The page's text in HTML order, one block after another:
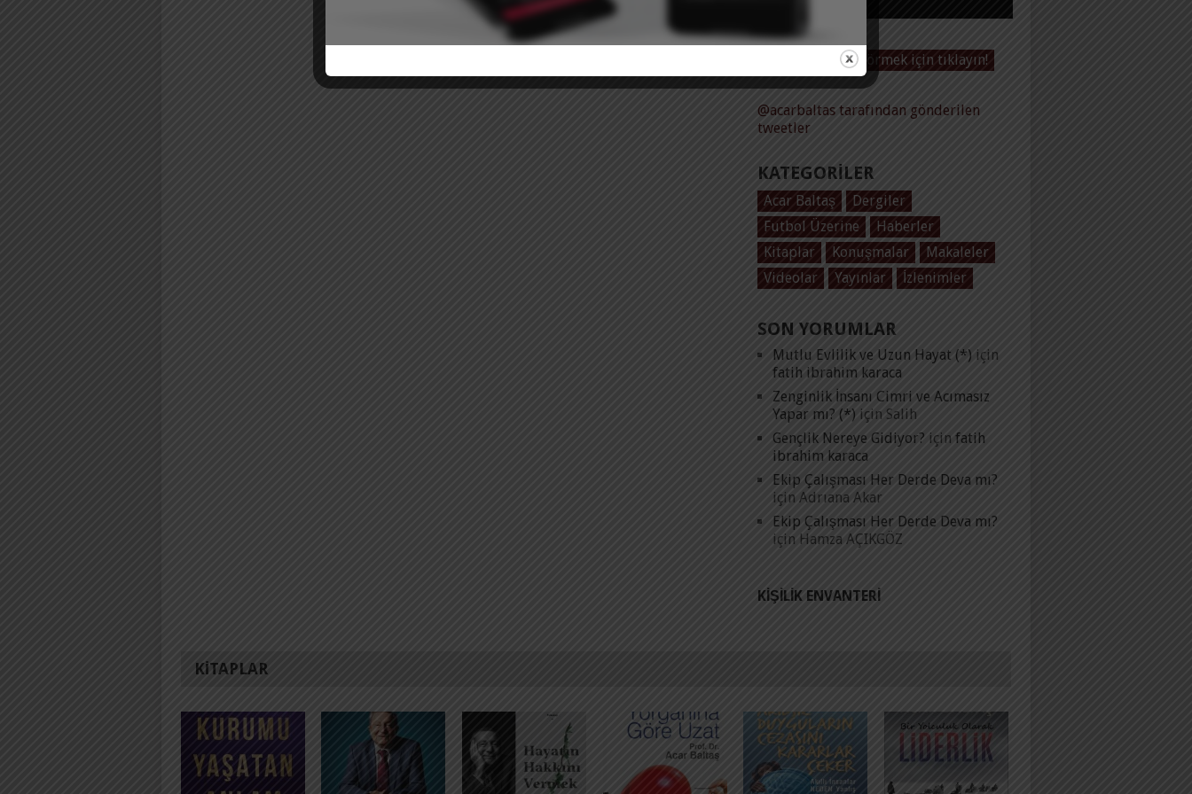
Tüm Videoları görmek için tıklayın!
@acarbaltas tarafından gönderilen
tweetler
KATEGORILER
Acar Baltaş
Dergiler
Futbol Üzerine
Haberler
Kitaplar
Konuşmalar
Makaleler
Videolar
Yayınlar İzlenimler
SON YORUMLAR
Mutlu Evlilik ve Uzun Hayat (*) için
fatih ibrahim karaca
Zenginlik İnsanı Cimri ve Acımasız
Yapar mı? (*) için Salih
Gençlik Nereye Gidiyor? içinfatih
ibrahim karaca
Ekip Çalışması Her Derde Deva mı?
için Adrıana Akar
Ekip Çalışması Her Derde Deva mı?
için Hamza AÇIKGÖZ
KIŞILIK ENVANTERI
KITAPLAR